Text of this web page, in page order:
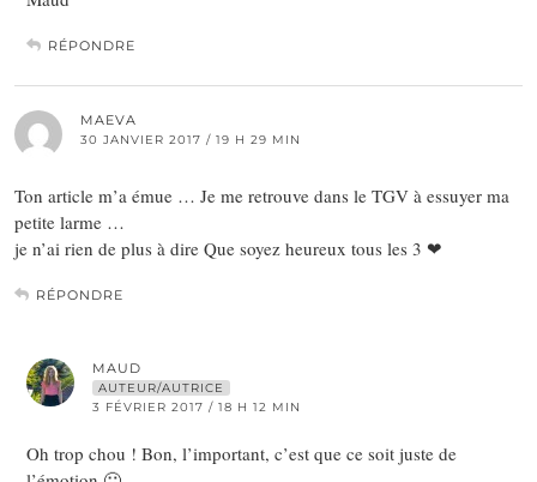
RÉPONDRE
MAEVA
30 JANVIER 2017 / 19 H 29 MIN
Ton article m’a émue … Je me retrouve dans le TGV à essuyer ma
petite larme …
je n’ai rien de plus à dire Que soyez heureux tous les 3 ❤
RÉPONDRE
MAUD
AUTEUR/AUTRICE
3 FÉVRIER 2017 / 18 H 12 MIN
Oh trop chou ! Bon, l’important, c’est que ce soit juste de